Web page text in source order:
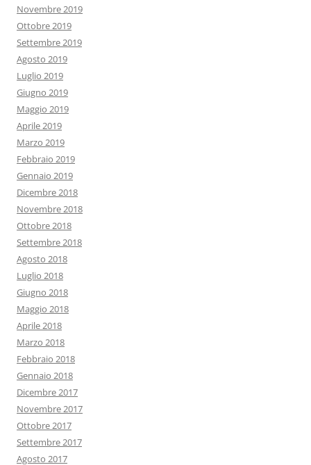
Novembre 2019
Ottobre 2019
Settembre 2019
Agosto 2019
Luglio 2019
Giugno 2019
Maggio 2019
Aprile 2019
Marzo 2019
Febbraio 2019
Gennaio 2019
Dicembre 2018
Novembre 2018
Ottobre 2018
Settembre 2018
Agosto 2018
Luglio 2018
Giugno 2018
Maggio 2018
Aprile 2018
Marzo 2018
Febbraio 2018
Gennaio 2018
Dicembre 2017
Novembre 2017
Ottobre 2017
Settembre 2017
Agosto 2017